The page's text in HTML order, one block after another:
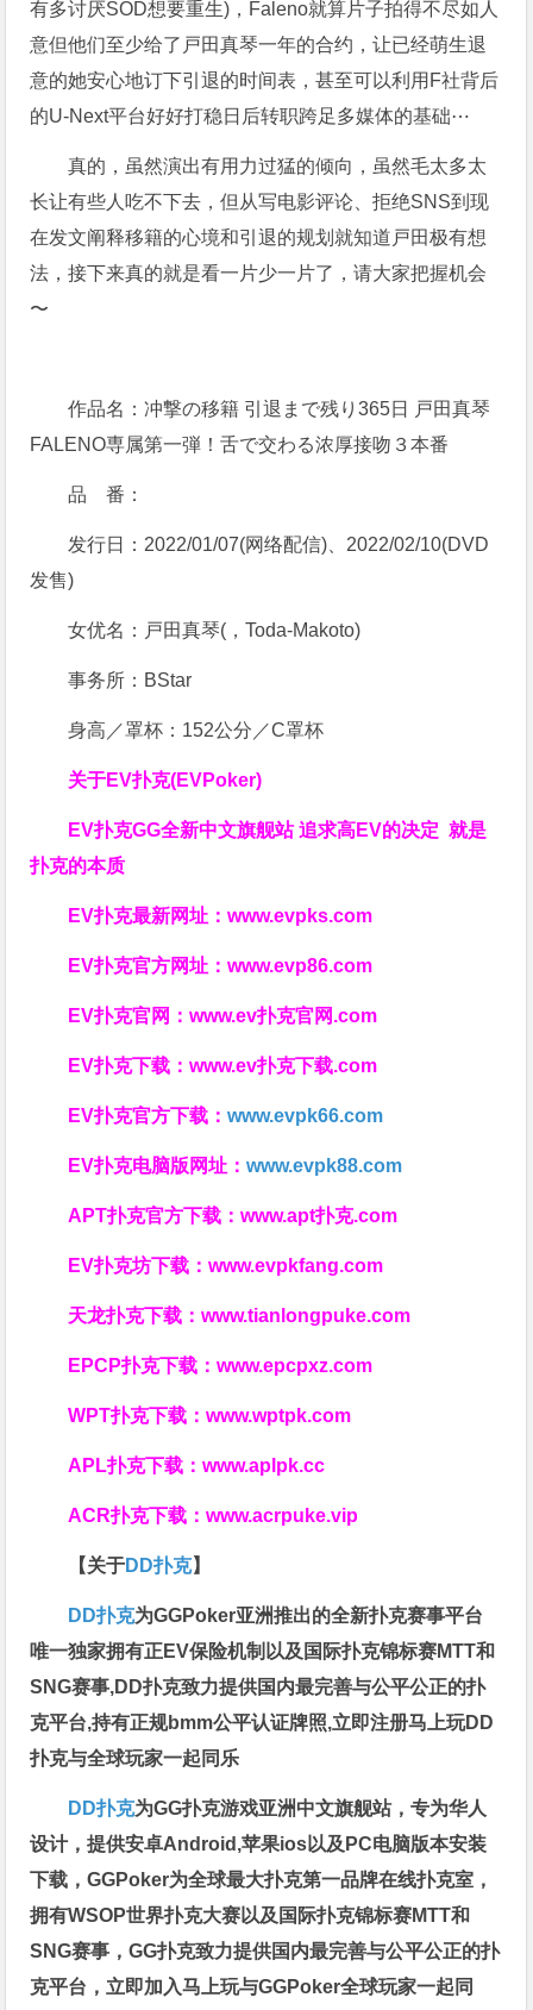
有多讨厌SOD想要重生)，Faleno就算片子拍得不尽如人
意但他们至少给了戸田真琴一年的合约，让已经萌生退
意的她安心地订下引退的时间表，甚至可以利用F社背后
的U-Next平台好好打稳日后转职跨足多媒体的基础⋯
真的，虽然演出有用力过猛的倾向，虽然毛太多太
长让有些人吃不下去，但从写电影评论、拒绝SNS到现
在发文阐释移籍的心境和引退的规划就知道戸田极有想
法，接下来真的就是看一片少一片了，请大家把握机会
〜
作品名：冲撃の移籍 引退まで残り365日 戸田真琴
FALENO専属第一弾！舌で交わる浓厚接吻３本番
品 番：
发行日：2022/01/07(网络配信)、2022/02/10(DVD
发售)
女优名：戸田真琴(，Toda-Makoto)
事务所：BStar
身高／罩杯：152公分／C罩杯
关于EV扑克(EVPoker)
EV扑克GG全新中文旗舰站追求高EV的决定就是
扑克的本质
EV扑克最新网址：www.evpks.com
EV扑克官方网址：www.evp86.com
EV扑克官网：www.ev扑克官网.com
EV扑克下载：www.ev扑克下载.com
EV扑克官方下载：www.evpk66.com
EV扑克电脑版网址：www.evpk88.com
APT扑克官方下载：www.apt扑克.com
EV扑克坊下载：www.evpkfang.com
天龙扑克下载：www.tianlongpuke.com
EPCP扑克下载：www.epcpxz.com
WPT扑克下载：www.wptpk.com
APL扑克下载：www.aplpk.cc
ACR扑克下载：www.acrpuke.vip
【关于DD扑克】
DD扑克为GGPoker亚洲推出的全新扑克赛事平台
唯一独家拥有正EV保险机制以及国际扑克锦标赛MTT和
SNG赛事,DD扑克致力提供国内最完善与公平公正的扑
克平台,持有正规bmm公平认证牌照,立即注册马上玩DD
扑克与全球玩家一起同乐
DD扑克为GG扑克游戏亚洲中文旗舰站，专为华人
设计，提供安卓Android,苹果ios以及PC电脑版本安装
下载，GGPoker为全球最大扑克第一品牌在线扑克室，
拥有WSOP世界扑克大赛以及国际扑克锦标赛MTT和
SNG赛事，GG扑克致力提供国内最完善与公平公正的扑
克平台，立即加入马上玩与GGPoker全球玩家一起同